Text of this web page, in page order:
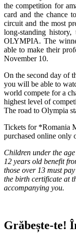
the competition for
card and the chance
circuit and the most
long-standing
OLYMPIA. The
able to make their
November 10.
On the second day of
you will be able to
world compete for a
highest level of
The road to Olympia
Tickets for *Romania
purchased online only
Children under the
12 years old benefit
those over 13 must
the birth certificate at
accompanying you.
Grăbește-te!